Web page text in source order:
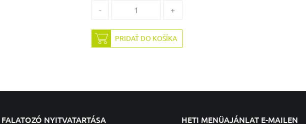
- +
PRIDAŤ DO KOŠÍKA
FALATOZÓ NYITVATARTÁSA HETI MENÜAJÁNLAT E-MAILEN